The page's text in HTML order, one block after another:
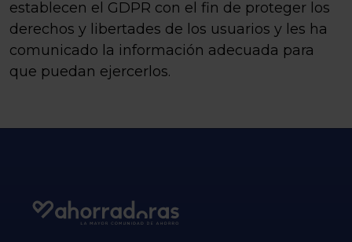
establecen el GDPR con el fin de proteger los
derechos y libertades de los usuarios y les ha
comunicado la información adecuada para
que puedan ejercerlos.